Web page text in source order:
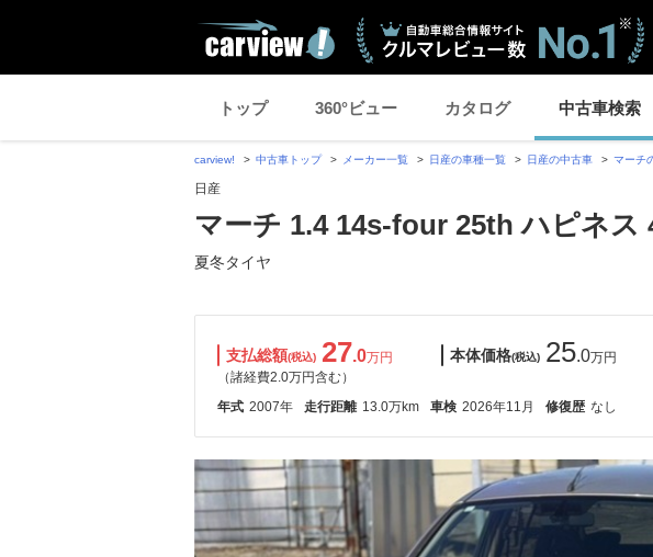
トップ 360°ビュー カタログ 中古車検索
carview! 中古車トップ メーカー一覧 日産の車種一覧 日産の中古車 マーチ
日産
マーチ 1.4 14s-four 25th ハピネス
夏冬タイヤ
支払総額(税込) 27.0万円
（諸経費2.0万円含む）
本体価格(税込) 25.0万円
年式 2007年 走行距離 13.0万km 車検 2026年11月 修復歴 なし